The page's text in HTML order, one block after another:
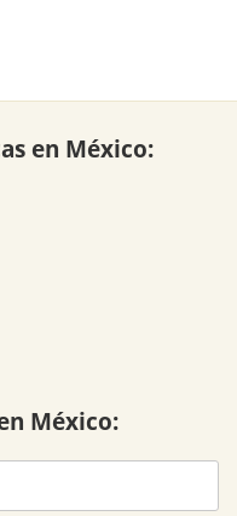
en México:
México: